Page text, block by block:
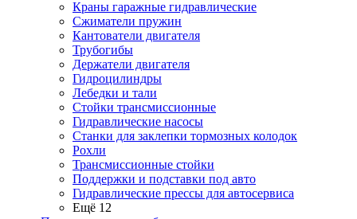
Краны гаражные гидравлические
Сжиматели пружин
Кантователи двигателя
Трубогибы
Держатели двигателя
Гидроцилиндры
Лебедки и тали
Стойки трансмиссионные
Гидравлические насосы
Cтанки для заклепки тормозных колодок
Рохли
Трансмиссионные стойки
Поддержки и подставки под авто
Гидравлические прессы для автосервиса
Ещё 12